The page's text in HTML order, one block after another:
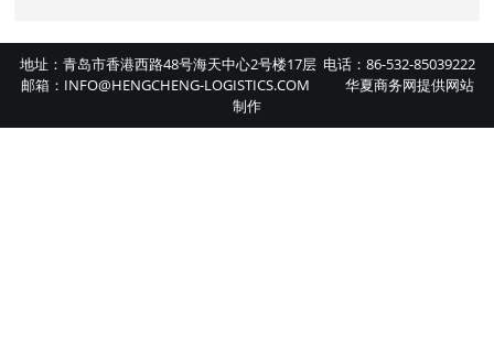
地址：青岛市香港西路48号海天中心2号楼17层 电话：86-532-85039222
邮箱：INFO@HENGCHENG-LOGISTICS.COM 华夏商务网提供网站
制作